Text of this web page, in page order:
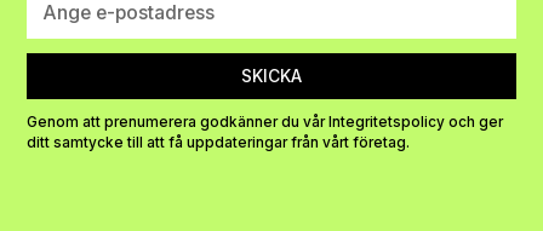
Genom att prenumerera godkänner du vår Integritetspolicy och ger
ditt samtycke till att få uppdateringar från vårt företag.